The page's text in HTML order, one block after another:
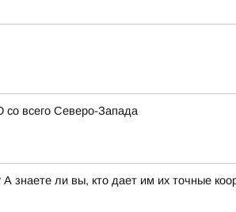
всего Северо-Запада
ли вы, кто дает им их точные